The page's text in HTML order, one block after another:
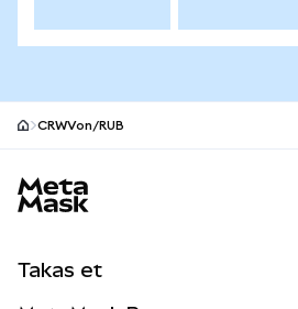
CRWVon/RUB
Takas et